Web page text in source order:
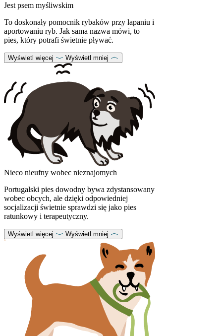
Jest psem myśliwskim
To doskonały pomocnik rybaków przy łapaniu i
aportowaniu ryb. Jak sama nazwa mówi, to
pies, który potrafi świetnie pływać.
Wyświetl więcej Wyświetl mniej
Nieco nieufny wobec nieznajomych
Portugalski pies dowodny bywa zdystansowany
wobec obcych, ale dzięki odpowiedniej
socjalizacji świetnie sprawdzi się jako pies
ratunkowy i terapeutyczny.
Wyświetl więcej Wyświetl mniej